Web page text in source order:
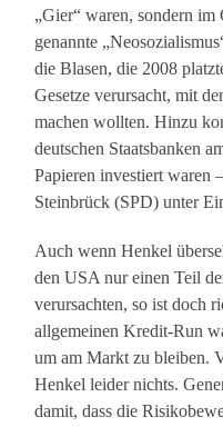
„Gier“ waren, sondern
genannte
die Blasen, die 2008
Gesetze verursacht, mit
machen wollten. Hinzu
deutschen Staatsbanken
Papieren investiert waren
Steinbrück (SPD) unter
Auch wenn Henkel
den USA nur einen Teil
verursachten, so ist doch
allgemeinen Kredit-Run
um am Markt zu bleiben.
Henkel leider nichts.
damit, dass die